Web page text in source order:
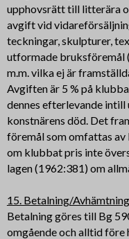
upphovsrätt till litterära
avgift vid
teckningar, skulpturer,
utformade bruksföremål
m.m. vilka ej är
Avgiften är 5 % på
dennes efterlevande
konstnärens död. Det
föremål som omfattas
om klubbat pris inte
lagen (1962:381) om
15. Betalning/Avhämtning
Betalning göres till Bg
omgående och alltid